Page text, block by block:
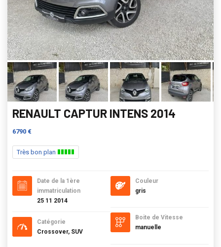
RENAULT CAPTUR INTENS 2014
6790 €
Très bon plan
Date de la 1ère
immatriculation
25 11 2014
Catégorie
Crossover, SUV
Couleur
gris
Boite de Vitesse
manuelle